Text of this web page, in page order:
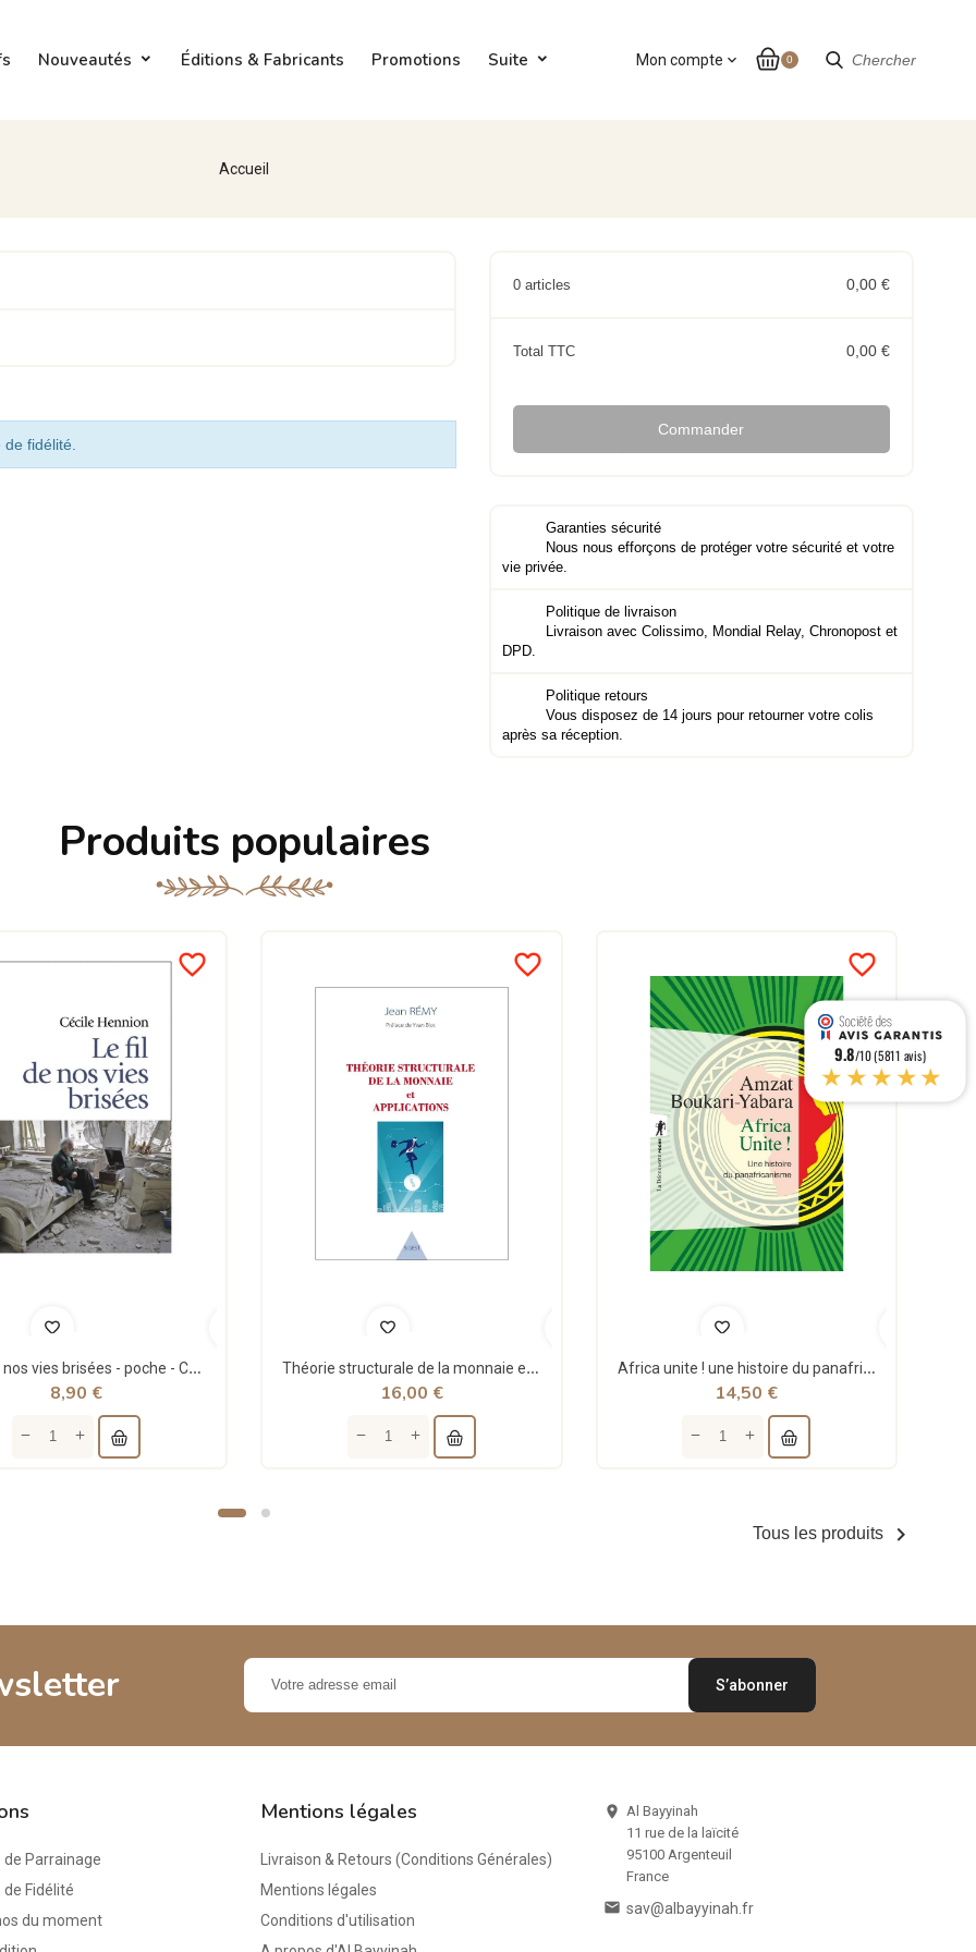
Chercher
Nouveautés Éditions & Fabricants Promotions Suite 0
Mon compte expand_more
Accueil
fidélité.
0 articles 0,00 €
Total TTC 0,00 €
Commander
Garanties sécurité
Nous nous efforçons de protéger votre sécurité et votre
vie privée.
Politique de livraison
Livraison avec Colissimo, Mondial Relay, Chronopost et
DPD.
Politique retours
Vous disposez de 14 jours pour retourner votre colis
après sa réception.
Produits populaires
favorite_border
Le fil de nos vies brisées - poche - Cécile Hennion - Points
8,90 €
favorite_border
Théorie structurale de la monnaie et applications - Jean Rémy - Sigest
16,00 €
favorite_border
Africa unite ! une histoire du panafricanisme - poche - Amzat Boukari-yabara - La découverte
14,50 €
Tous les produits 
Parrainage
Fidélité
du moment
Mentions légales
Livraison & Retours (Conditions Générales)
Mentions légales
Conditions d'utilisation
 Al Bayyinah
11 rue de la laïcité
95100 Argenteuil
France
 sav@albayyinah.fr
9.8/10 (5811 avis)
★★★★★